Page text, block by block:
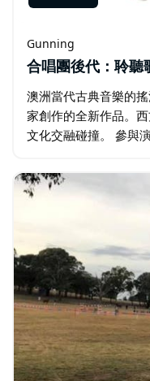
Gunning
合唱團後代：聆聽
澳洲當代古典音樂的
家創作的全新作品。
文化交融碰撞。 參與